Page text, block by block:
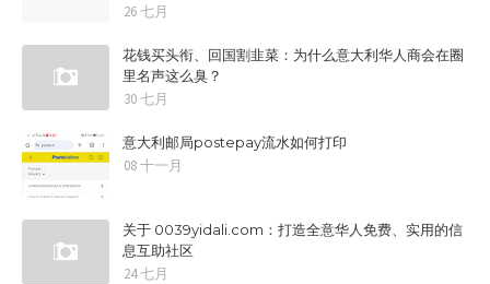
26 七月
花钱买头衔、回国割韭菜：为什么意大利华人商会在圈
里名声这么臭？
30 七月
意大利邮局postepay流水如何打印
08 十一月
关于 0039yidali.com：打造全意华人免费、实用的信
息互助社区
24 七月